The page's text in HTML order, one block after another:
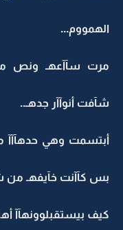
الهمووم...
مرت سآآعهـ ونص
شآفت أنوآآر جدهـ..
أبتسمت وهي حدهآآآ
بس كآآنت خآيفهـ من
كيف بيستقبلوونهآآ